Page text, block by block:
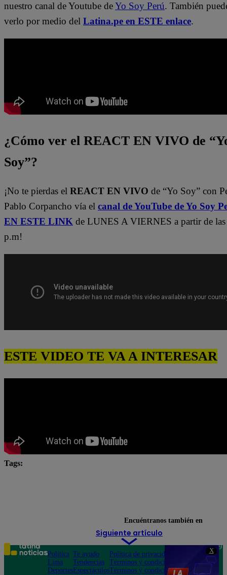
X
nuestro canal de Youtube deYo Soy Perú. También
verlo por medio del Latina.pe en ESTE enlace.
¿Cómo ver el REACT EN VIVO de
Soy”?
¡No te pierdas el REACT EN VIVO de “Yo Soy” con
Pablo Corpancho vía el canal de YouTube de Yo Soy
EN ESTE LINK de LUNES A VIERNES a partir de
p.m!
ESTE VIDEO TE VA A INTERESAR
Tags:
Siguiente artículo
Encuéntranos también en
Política
Lima
Deportes
Te ayudo
Tendencias
Espectáculos
Política de privacidad
Términos y condiciones
Términos y condiciones
Teléfono: 219
Av. San
Felipe 968